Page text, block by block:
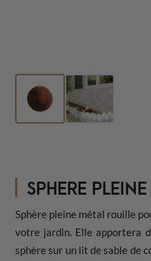
SPHERE
Sphère pleine métal rouille
votre jardin. Elle apportera
sphère sur un lit de sable de